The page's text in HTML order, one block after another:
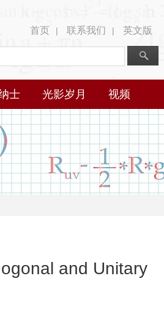
首页 | 联系我们 | 英文版
士 光影岁月 视频
and Unitary